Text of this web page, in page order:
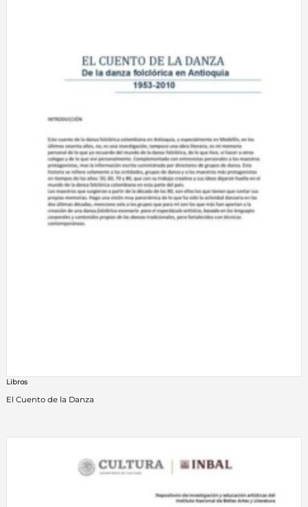
Libros
El Cuento de la Danza